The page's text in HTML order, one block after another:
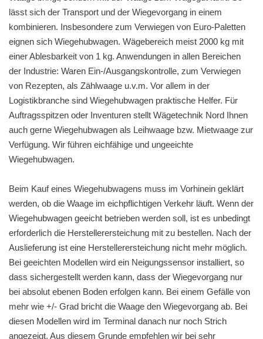
lässt sich der Transport und der Wiegevorgang in einem
kombinieren. Insbesondere zum Verwiegen von Euro-Paletten
eignen sich Wiegehubwagen. Wägebereich meist 2000 kg mit
einer Ablesbarkeit von 1 kg. Anwendungen in allen Bereichen
der Industrie: Waren Ein-/Ausgangskontrolle, zum Verwiegen
von Rezepten, als Zählwaage u.v.m. Vor allem in der
Logistikbranche sind Wiegehubwagen praktische Helfer. Für
Auftragsspitzen oder Inventuren stellt Wägetechnik Nord Ihnen
auch gerne Wiegehubwagen als Leihwaage bzw. Mietwaage zur
Verfügung. Wir führen eichfähige und ungeeichte
Wiegehubwagen.
Beim Kauf eines Wiegehubwagens muss im Vorhinein geklärt
werden, ob die Waage im eichpflichtigen Verkehr läuft. Wenn der
Wiegehubwagen geeicht betrieben werden soll, ist es unbedingt
erforderlich die Herstellerersteichung mit zu bestellen. Nach der
Auslieferung ist eine Herstellerersteichung nicht mehr möglich.
Bei geeichten Modellen wird ein Neigungssensor installiert, so
dass sichergestellt werden kann, dass der Wiegevorgang nur
bei absolut ebenen Boden erfolgen kann. Bei einem Gefälle von
mehr wie +/- Grad bricht die Waage den Wiegevorgang ab. Bei
diesen Modellen wird im Terminal danach nur noch Strich
angezeigt. Aus diesem Grunde empfehlen wir bei sehr